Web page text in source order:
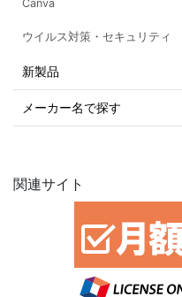
Canva
ウイルス対策・セキュリティ
新製品
メーカー名で探す
関連サイト